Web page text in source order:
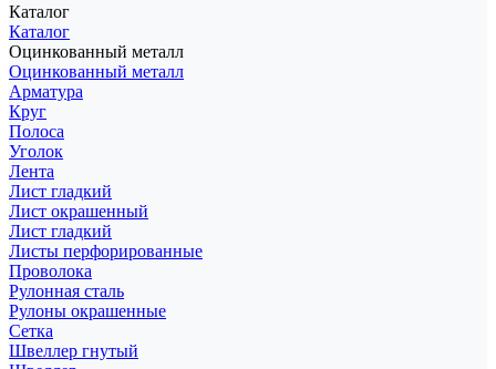
Каталог
Каталог
Оцинкованный металл
Оцинкованный металл
Арматура
Круг
Полоса
Уголок
Лента
Лист гладкий
Лист окрашенный
Лист гладкий
Листы перфорированные
Проволока
Рулонная сталь
Рулоны окрашенные
Сетка
Швеллер гнутый